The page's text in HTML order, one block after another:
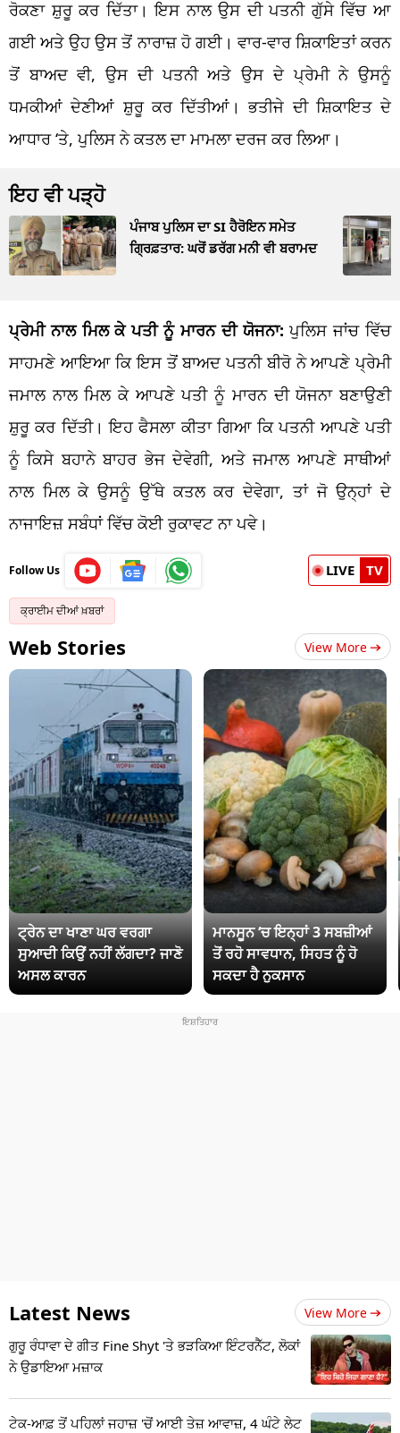
ਰੋਕਣਾ ਸ਼ੁਰੂ ਕਰ ਦਿੱਤਾ। ਇਸ ਨਾਲ ਉਸ ਦੀ ਪਤਨੀ ਗੁੱਸੇ ਵਿੱਚ ਆ
ਗਈ ਅਤੇ ਉਹ ਉਸ ਤੋਂ ਨਾਰਾਜ਼ ਹੋ ਗਈ। ਵਾਰ-ਵਾਰ ਸ਼ਿਕਾਇਤਾਂ ਕਰਨ
ਤੋਂ ਬਾਅਦ ਵੀ, ਉਸ ਦੀ ਪਤਨੀ ਅਤੇ ਉਸ ਦੇ ਪ੍ਰੇਮੀ ਨੇ ਉਸਨੂੰ
ਧਮਕੀਆਂ ਦੇਣੀਆਂ ਸ਼ੁਰੂ ਕਰ ਦਿੱਤੀਆਂ। ਭਤੀਜੇ ਦੀ ਸ਼ਿਕਾਇਤ ਦੇ
ਆਧਾਰ ‘ਤੇ, ਪੁਲਿਸ ਨੇ ਕਤਲ ਦਾ ਮਾਮਲਾ ਦਰਜ ਕਰ ਲਿਆ।
ਇਹ ਵੀ ਪੜ੍ਹੋ
ਪੰਜਾਬ ਪੁਲਿਸ ਦਾ SI ਹੈਰੋਇਨ ਸਮੇਤ
ਗ੍ਰਿਫ਼ਤਾਰ: ਘਰੋਂ ਡਰੱਗ ਮਨੀ ਵੀ ਬਰਾਮਦ
ਪ੍ਰੇਮੀ ਨਾਲ ਮਿਲ ਕੇ ਪਤੀ ਨੂੰ ਮਾਰਨ ਦੀ ਯੋਜਨਾ: ਪੁਲਿਸ ਜਾਂਚ ਵਿੱਚ
ਸਾਹਮਣੇ ਆਇਆ ਕਿ ਇਸ ਤੋਂ ਬਾਅਦ ਪਤਨੀ ਬੀਰੋ ਨੇ ਆਪਣੇ ਪ੍ਰੇਮੀ
ਜਮਾਲ ਨਾਲ ਮਿਲ ਕੇ ਆਪਣੇ ਪਤੀ ਨੂੰ ਮਾਰਨ ਦੀ ਯੋਜਨਾ ਬਣਾਉਣੀ
ਸ਼ੁਰੂ ਕਰ ਦਿੱਤੀ। ਇਹ ਫੈਸਲਾ ਕੀਤਾ ਗਿਆ ਕਿ ਪਤਨੀ ਆਪਣੇ ਪਤੀ
ਨੂੰ ਕਿਸੇ ਬਹਾਨੇ ਬਾਹਰ ਭੇਜ ਦੇਵੇਗੀ, ਅਤੇ ਜਮਾਲ ਆਪਣੇ ਸਾਥੀਆਂ
ਨਾਲ ਮਿਲ ਕੇ ਉਸਨੂੰ ਉੱਥੇ ਕਤਲ ਕਰ ਦੇਵੇਗਾ, ਤਾਂ ਜੋ ਉਨ੍ਹਾਂ ਦੇ
ਨਾਜਾਇਜ਼ ਸਬੰਧਾਂ ਵਿੱਚ ਕੋਈ ਰੁਕਾਵਟ ਨਾ ਪਵੇ।
Follow Us LIVE TV
ਕ੍ਰਾਈਮ ਦੀਆਂ ਖ਼ਬਰਾਂ
Web Stories View More
ਟ੍ਰੇਨ ਦਾ ਖਾਣਾ ਘਰ ਵਰਗਾ
ਸੁਆਦੀ ਕਿਉਂ ਨਹੀਂ ਲੱਗਦਾ? ਜਾਣੋ
ਅਸਲ ਕਾਰਨ
ਮਾਨਸੂਨ ‘ਚ ਇਨ੍ਹਾਂ 3 ਸਬਜ਼ੀਆਂ
ਤੋਂ ਰਹੋ ਸਾਵਧਾਨ, ਸਿਹਤ ਨੂੰ ਹੋ
ਸਕਦਾ ਹੈ ਨੁਕਸਾਨ
Latest News View More
ਗੁਰੂ ਰੰਧਾਵਾ ਦੇ ਗੀਤ Fine Shyt 'ਤੇ ਭੜਕਿਆ ਇੰਟਰਨੈੱਟ, ਲੋਕਾਂ
ਨੇ ਉਡਾਇਆ ਮਜ਼ਾਕ
ਟੇਕ-ਆਫ਼ ਤੋਂ ਪਹਿਲਾਂ ਜਹਾਜ਼ 'ਚੋਂ ਆਈ ਤੇਜ਼ ਆਵਾਜ਼, 4 ਘੰਟੇ ਲੇਟ